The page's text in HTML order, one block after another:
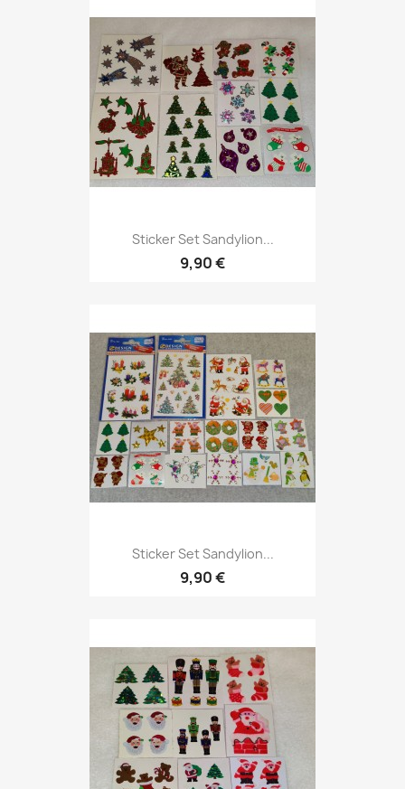
Sticker Set Sandylion...
9,90 €
Sticker Set Sandylion...
9,90 €